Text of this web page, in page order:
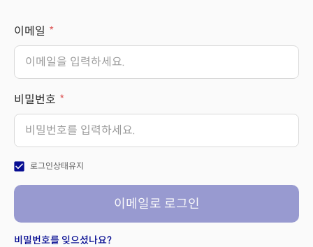
이메일
비밀번호
check_box 로그인상태유지
이메일로 로그인
비밀번호를 잊으셨나요?